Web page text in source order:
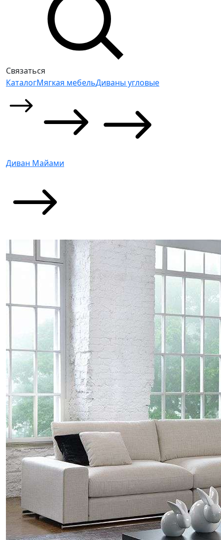
Связаться
КаталогМягкая мебельДиваны угловые
Диван Майами